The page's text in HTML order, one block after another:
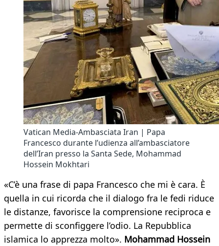
Vatican Media-Ambasciata Iran | Papa
Francesco durante l’udienza all’ambasciatore
dell’Iran presso la Santa Sede, Mohammad
Hossein Mokhtari
«C’è una frase di papa Francesco che mi è cara. È
quella in cui ricorda che il dialogo fra le fedi riduce
le distanze, favorisce la comprensione reciproca e
permette di sconfiggere l’odio. La Repubblica
islamica lo apprezza molto». Mohammad Hossein